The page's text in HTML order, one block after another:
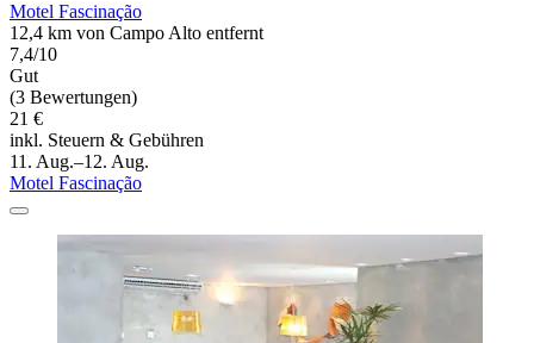
Motel Fascinação
12,4 km von Campo Alto entfernt
7,4/10
Gut
(3 Bewertungen)
21 €
inkl. Steuern & Gebühren
11. Aug.–12. Aug.
Motel Fascinação